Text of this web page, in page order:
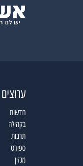
ערוצים
חדשות
בקהילה
תרבות
ספורט
מגזין